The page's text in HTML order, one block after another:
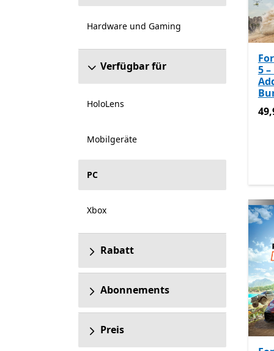
Hardware und Gaming
Verfügbar für
HoloLens
Mobilgeräte
PC
Xbox
Rabatt
Abonnements
Preis
5